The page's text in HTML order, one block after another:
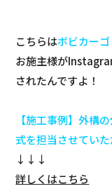
こちらはボビカーゴ
お施主様が
されたんですよ！
【施工事例】外構
式を担当させてい
↓↓↓
詳しくはこちら